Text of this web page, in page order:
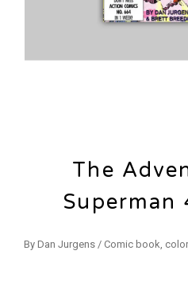
The
Superman
By Dan Jurgens / Comic book,